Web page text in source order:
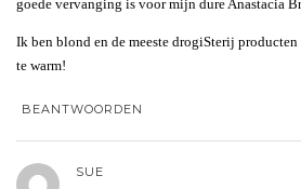
goede vervanging is voor mijn dure Anastacia
Ik ben blond en de meeste drogiSterij
te warm!
BEANTWOORDEN
SUE